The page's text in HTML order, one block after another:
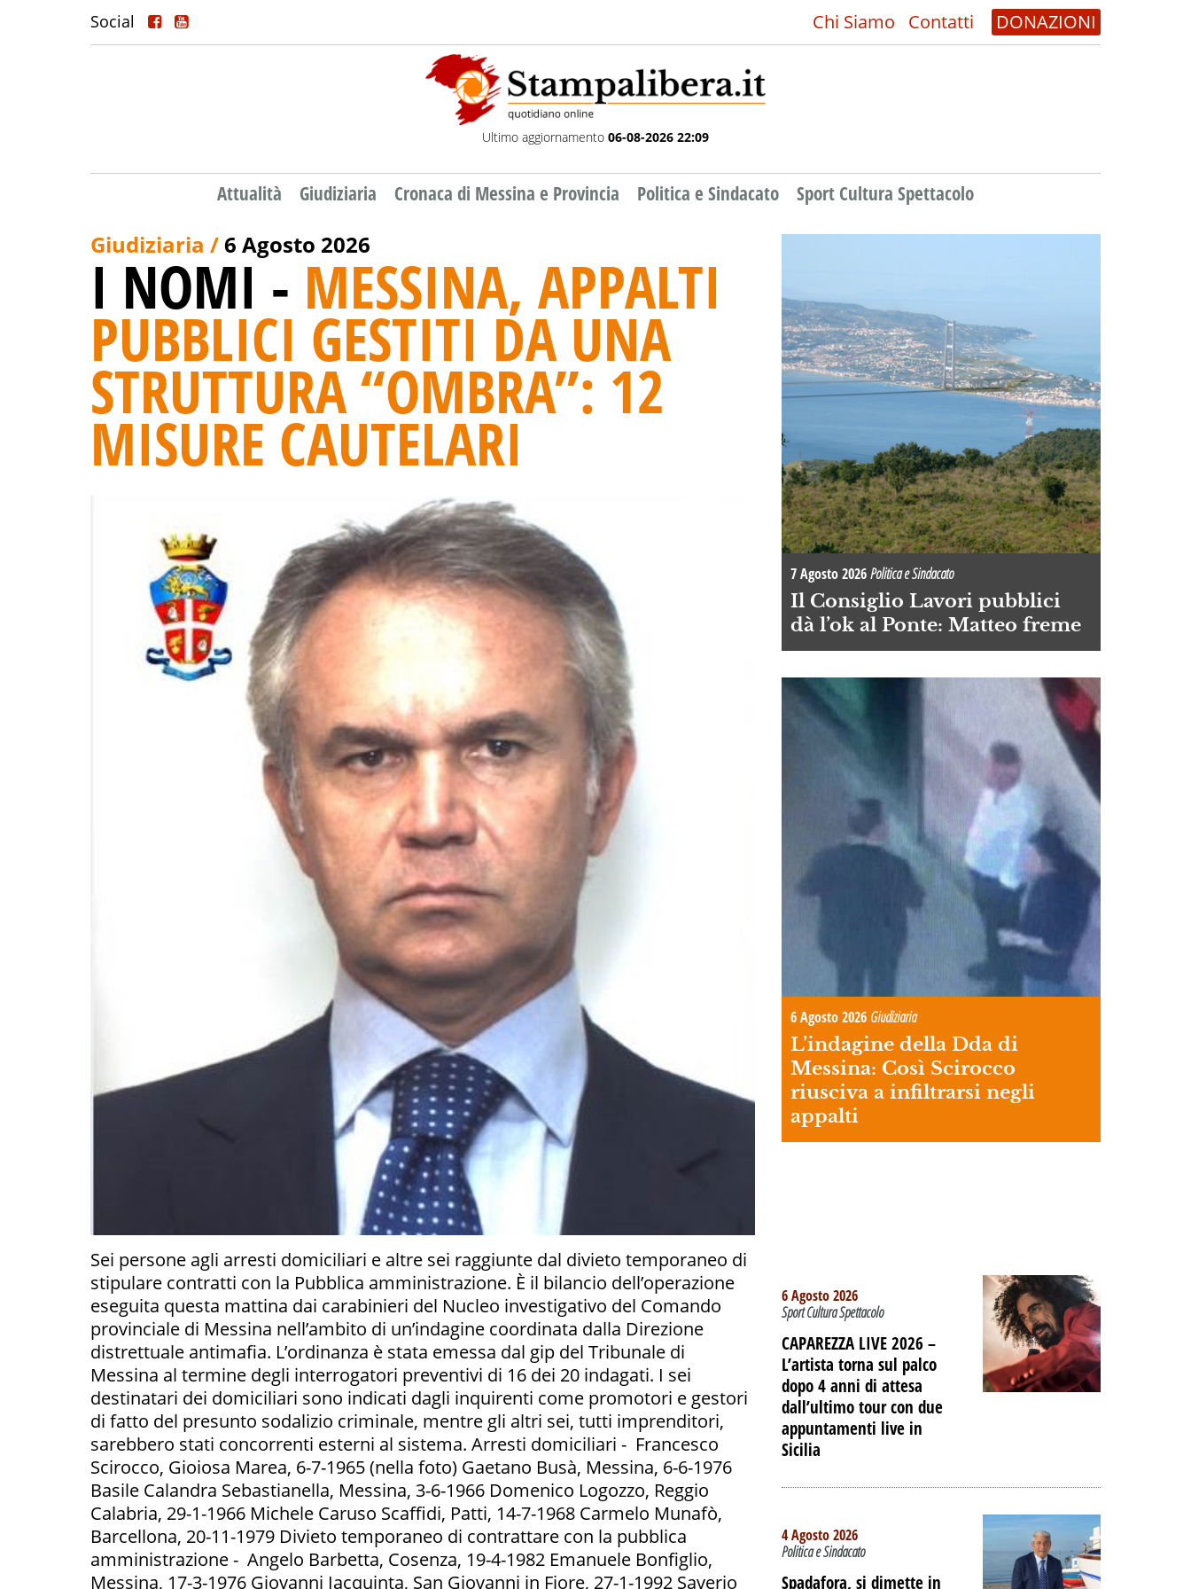
Social Chi Siamo Contatti DONAZIONI
Ultimo aggiornamento 06-08-2026 22:09
Attualità Giudiziaria Cronaca di Messina e Provincia Politica e Sindacato Sport Cultura Spettacolo
Giudiziaria /6 Agosto 2026
I NOMI - MESSINA, APPALTI
PUBBLICI GESTITI DA UNA
STRUTTURA “OMBRA”: 12
MISURE CAUTELARI
Sei persone agli arresti domiciliari e altre sei raggiunte dal divieto temporaneo di
stipulare contratti con la Pubblica amministrazione. È il bilancio dell’operazione
eseguita questa mattina dai carabinieri del Nucleo investigativo del Comando
provinciale di Messina nell’ambito di un’indagine coordinata dalla Direzione
distrettuale antimafia. L’ordinanza è stata emessa dal gip del Tribunale di
Messina al termine degli interrogatori preventivi di 16 dei 20 indagati. I sei
destinatari dei domiciliari sono indicati dagli inquirenti come promotori e gestori
di fatto del presunto sodalizio criminale, mentre gli altri sei, tutti imprenditori,
sarebbero stati concorrenti esterni al sistema. Arresti domiciliari - Francesco
Scirocco, Gioiosa Marea, 6-7-1965 (nella foto) Gaetano Busà, Messina, 6-6-1976
Basile Calandra Sebastianella, Messina, 3-6-1966 Domenico Logozzo, Reggio
Calabria, 29-1-1966 Michele Caruso Scaffidi, Patti, 14-7-1968 Carmelo Munafò,
Barcellona, 20-11-1979 Divieto temporaneo di contrattare con la pubblica
amministrazione - Angelo Barbetta, Cosenza, 19-4-1982 Emanuele Bonfiglio,
Messina, 17-3-1976 Giovanni Iacquinta, San Giovanni in Fiore, 27-1-1992 Saverio
7 Agosto 2026Politica e Sindacato
Il Consiglio Lavori pubblici
dà l’ok al Ponte: Matteo freme
6 Agosto 2026 Giudiziaria
L’indagine della Dda di
Messina: Così Scirocco
riusciva a infiltrarsi negli
appalti
6 Agosto 2026
Sport Cultura Spettacolo
CAPAREZZA LIVE 2026 –
L’artista torna sul palco
dopo 4 anni di attesa
dall’ultimo tour con due
appuntamenti live in
Sicilia
4 Agosto 2026
Politica e Sindacato
Spadafora, si dimette in